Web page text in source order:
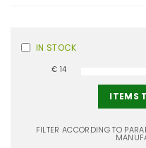
IN STOCK
€ 14
ITEMS
FILTER ACCORDING TO